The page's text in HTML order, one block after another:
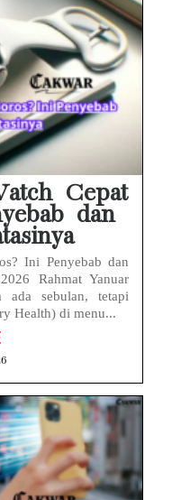
Cepat
dan
Ini Penyebab dan
Rahmat Yanuar
sebulan, tetapi
Health) di menu...